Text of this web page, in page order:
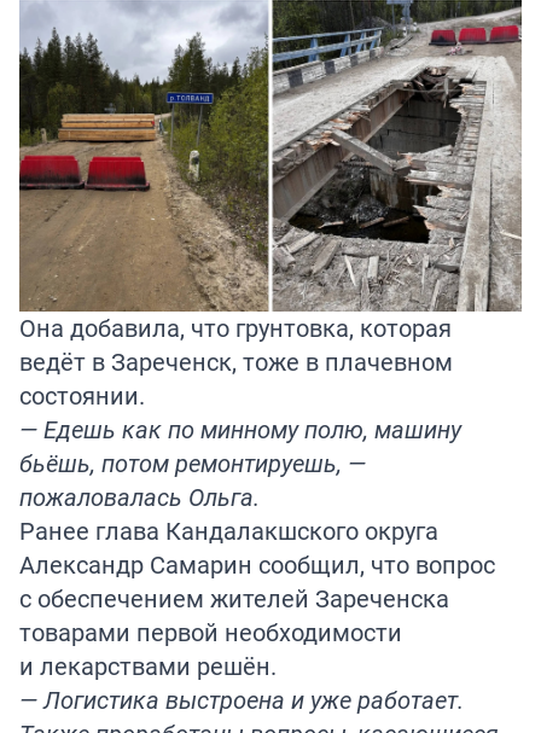
Она добавила, что грунтовка, которая
ведёт в Зареченск, тоже в плачевном
состоянии.
— Едешь как по минному полю, машину
бьёшь, потом ремонтируешь, —
пожаловалась Ольга.
Ранее глава Кандалакшского округа
Александр Самарин сообщил, что вопрос
с обеспечением жителей Зареченска
товарами первой необходимости
и лекарствами решён.
— Логистика выстроена и уже работает.